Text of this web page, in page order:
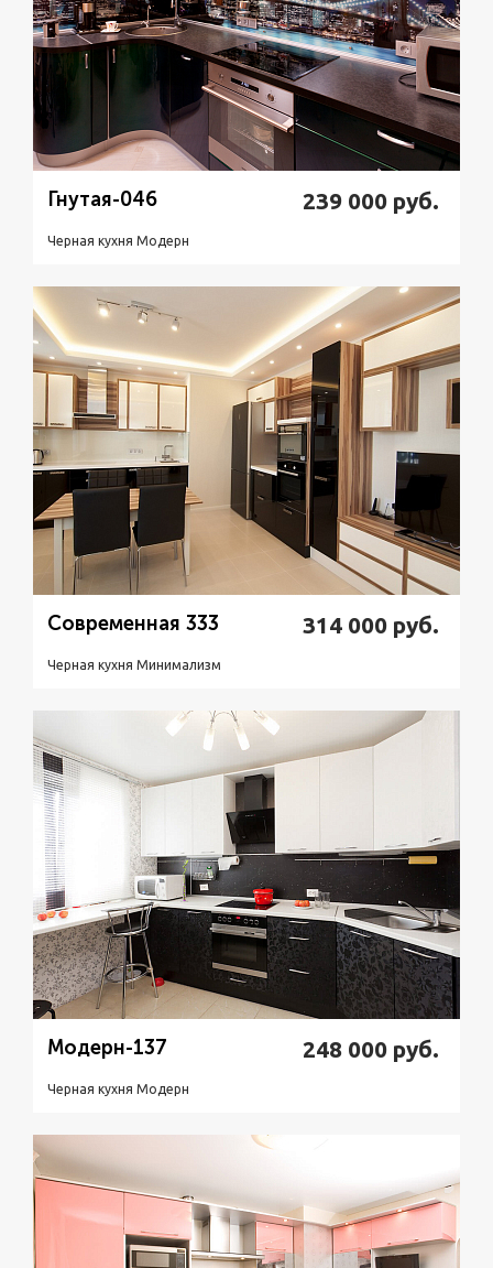
Гнутая-046 239 000 руб.
Черная кухня Модерн
Подробнее Узнать стоимость
Современная 333 314 000 руб.
Черная кухня Минимализм
Подробнее Узнать стоимость
Модерн-137 248 000 руб.
Черная кухня Модерн
Узнать стоимость